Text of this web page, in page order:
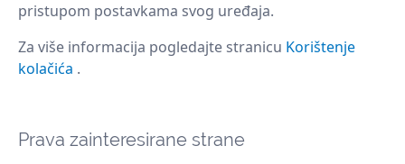
pristupom postavkama svog uređaja.
Za više informacija pogledajte stranicu Korištenje
kolačića .
Prava zainteresirane strane